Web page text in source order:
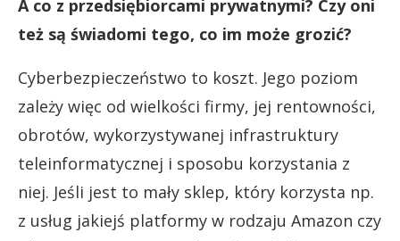
A co z przedsiębiorcami prywatnymi? Czy oni
też są świadomi tego, co im może grozić?
Cyberbezpieczeństwo to koszt. Jego poziom
zależy więc od wielkości firmy, jej rentowności,
obrotów, wykorzystywanej infrastruktury
teleinformatycznej i sposobu korzystania z
niej. Jeśli jest to mały sklep, który korzysta np.
z usług jakiejś platformy w rodzaju Amazon czy